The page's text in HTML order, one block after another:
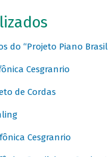
do “Projeto Piano Brasil
Cesgranrio
de Cordas
Cesgranrio